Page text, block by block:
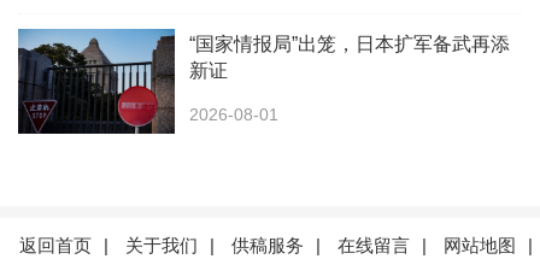
“国家情报局”出笼，日本扩军备武再添
新证
2026-08-01
返回首页 | 关于我们 | 供稿服务 | 在线留言 | 网站地图 |